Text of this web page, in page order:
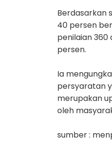
Berdasarkan
40 persen
penilaian 360
persen.
Ia
persyaratan
merupakan
oleh
sumber :